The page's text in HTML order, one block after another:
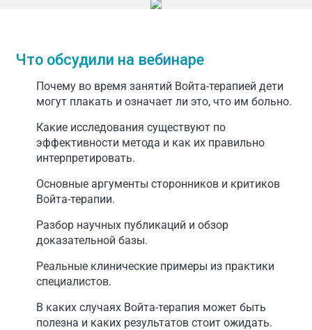
Что обсудили на вебинаре
Почему во время занятий Войта-терапией дети
могут плакать и означает ли это, что им больно.
Какие исследования существуют по
эффективности метода и как их правильно
интерпретировать.
Основные аргументы сторонников и критиков
Войта-терапии.
Разбор научных публикаций и обзор
доказательной базы.
Реальные клинические примеры из практики
специалистов.
В каких случаях Войта-терапия может быть
полезна и каких результатов стоит ожидать.